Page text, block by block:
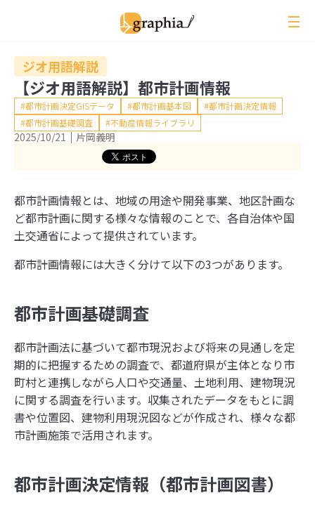
ジオ用語解説
月刊グラフィア
コラム
2026年
8月
7月 6月 5月 4月 3月 2月 1月
2025年
12月
11月 10月 9月 8月 7月 6月 5月
4月
3月
2月 1月
2024年
12月
11月 10月 9月 8月 7月 6月 5月
4月
3月
2月 1月
2023年
12月
11月 10月 9月
2022年
3月
2月 1月
12月
11月 10月 9月 8月 7月 6月 5月
3月
2月 1月
ジオ用語解説
【ジオ用語解説】都市計画情報
都市計画決定GISデータ 都市計画基本図
都市計画決定情報
都市計画基礎調査
不動産情報ライブラリ
2025/10/21 片岡義明
都市計画情報とは、地域の用途や開発事業、地区計画な
ど都市計画に関する様々な情報のことで、各自治体や国
土交通省によって提供されています。
都市計画情報には大きく分けて以下の3つがあります。
都市計画基礎調査
都市計画法に基づいて都市現況および将来の見通しを定
期的に把握するための調査で、都道府県が主体となり市
町村と連携しながら人口や交通量、土地利用、建物現況
に関する調査を行います。収集されたデータをもとに調
書や位置図、建物利用現況図などが作成され、様々な都
市計画施策で活用されます。
都市計画決定情報（都市計画図書）